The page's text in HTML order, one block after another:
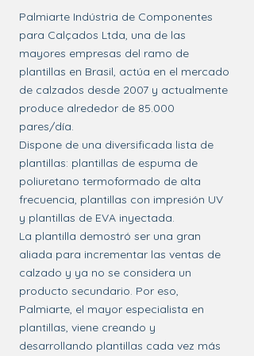
Palmiarte Indústria de Componentes
para Calçados Ltda, una de las
mayores empresas del ramo de
plantillas en Brasil, actúa en el mercado
de calzados desde 2007 y actualmente
produce alrededor de 85.000
pares/día.
Dispone de una diversificada lista de
plantillas: plantillas de espuma de
poliuretano termoformado de alta
frecuencia, plantillas con impresión UV
y plantillas de EVA inyectada.
La plantilla demostró ser una gran
aliada para incrementar las ventas de
calzado y ya no se considera un
producto secundario. Por eso,
Palmiarte, el mayor especialista en
plantillas, viene creando y
desarrollando plantillas cada vez más